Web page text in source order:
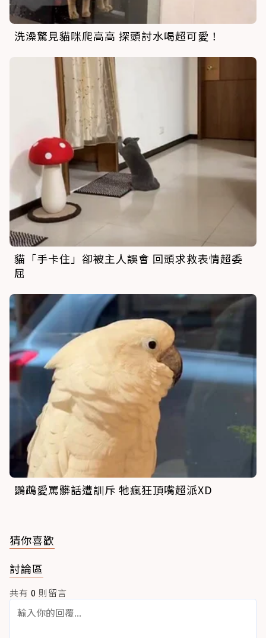
洗澡驚見貓咪爬高高 探頭討水喝超可愛！
貓「手卡住」卻被主人誤會 回頭求救表情超委
屈
鸚鵡愛罵髒話遭訓斥 牠瘋狂頂嘴超派XD
猜你喜歡
討論區
共有 0 則留言